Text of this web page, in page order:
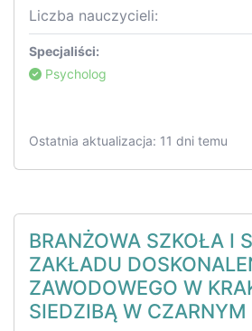
Liczba nauczycieli:
Specjaliści:
Psycholog
Ostatnia aktualizacja: 11 dni temu
BRANŻOWA SZKOŁA I
ZAKŁADU
ZAWODOWEGO W
SIEDZIBĄ W